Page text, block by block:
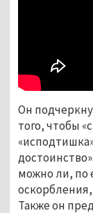
Он
того, чтобы
можно ли, по
Также он